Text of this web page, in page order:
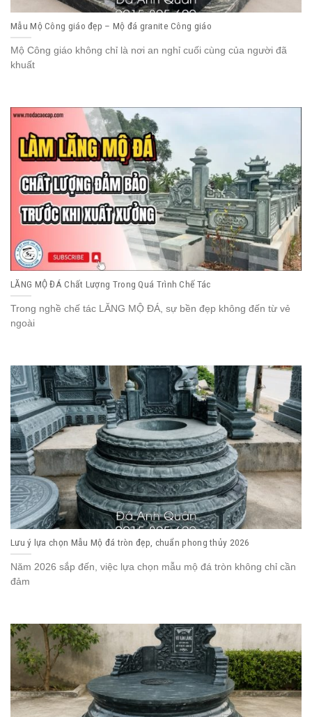
Mẫu Mộ Công giáo đẹp – Mộ đá granite Công giáo
Mộ Công giáo không chỉ là nơi an nghỉ cuối cùng của người đã
khuất
LĂNG MỘ ĐÁ Chất Lượng Trong Quá Trình Chế Tác
Trong nghề chế tác LĂNG MỘ ĐÁ, sự bền đẹp không đến từ vẻ
ngoài
Lưu ý lựa chọn Mẫu Mộ đá tròn đẹp, chuẩn phong thủy 2026
Năm 2026 sắp đến, việc lựa chọn mẫu mộ đá tròn không chỉ cần
đảm